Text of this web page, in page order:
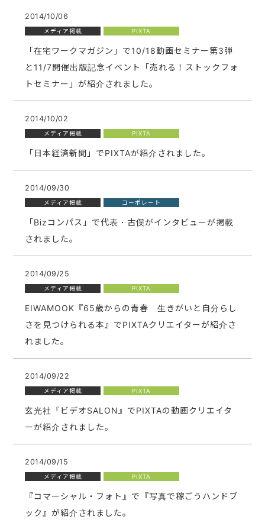
2014/10/06
メディア掲載 PIXTA
「在宅ワークマガジン」で10/18動画セミナー第3弾
と11/7開催出版記念イベント「売れる！ストックフォ
トセミナー」が紹介されました。
2014/10/02
メディア掲載 PIXTA
「日本経済新聞」でPIXTAが紹介されました。
2014/09/30
メディア掲載 コーポレート
「Bizコンパス」で代表・古俣がインタビューが掲載
されました。
2014/09/25
メディア掲載 PIXTA
EIWAMOOK『65歳からの青春 生きがいと自分らし
さを見つけられる本』でPIXTAクリエイターが紹介さ
れました。
2014/09/22
メディア掲載 PIXTA
玄光社『ビデオSALON』でPIXTAの動画クリエイタ
ーが紹介されました。
2014/09/15
メディア掲載 PIXTA
『コマーシャル・フォト』で『写真で稼ごうハンドブ
ック』が紹介されました。